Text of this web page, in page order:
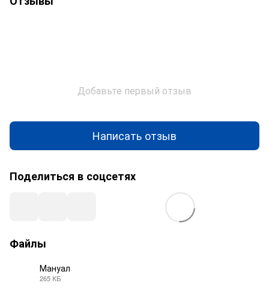
Добавьте первый отзыв
Написать отзыв
Поделиться в соцсетях
Файлы
Мануал
265 КБ